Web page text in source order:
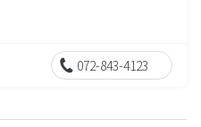
072-843-4123